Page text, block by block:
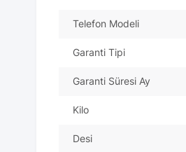
Telefon Modeli
Garanti Tipi
Garanti Süresi Ay
Kilo
Desi